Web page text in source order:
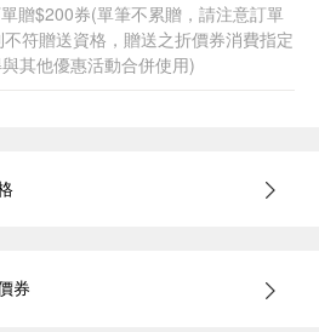
贈$200券(單筆不累贈，請注意訂單
符贈送資格，贈送之折價券消費指定
其他優惠活動合併使用)
券